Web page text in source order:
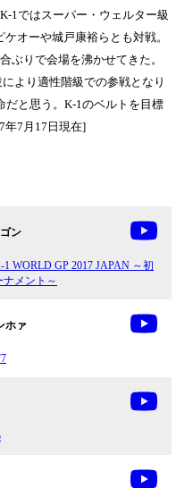
1ではスーパー・ウェルター級
オーや城戸康裕らとも対戦。
ぶりで会場を沸かせてきた。
より適性階級での参戦となり
だと思う。K-1のベルトを目標
年7月17日現在]
ン
WORLD GP 2017 JAPAN ～初
メント～
ホァ